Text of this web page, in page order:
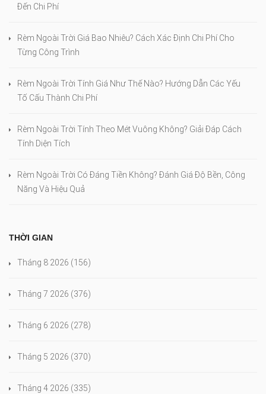
Đến Chi Phí
Rèm Ngoài Trời Giá Bao Nhiêu? Cách Xác Định Chi Phí Cho
Từng Công Trình
Rèm Ngoài Trời Tính Giá Như Thế Nào? Hướng Dẫn Các Yếu
Tố Cấu Thành Chi Phí
Rèm Ngoài Trời Tính Theo Mét Vuông Không? Giải Đáp Cách
Tính Diện Tích
Rèm Ngoài Trời Có Đáng Tiền Không? Đánh Giá Độ Bền, Công
Năng Và Hiệu Quả
THỜI GIAN
Tháng 8 2026 (156)
Tháng 7 2026 (376)
Tháng 6 2026 (278)
Tháng 5 2026 (370)
Tháng 4 2026 (335)